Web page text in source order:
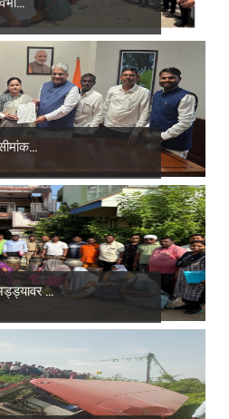
...